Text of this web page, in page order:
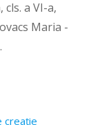
cls. a VI-a,
Maria -